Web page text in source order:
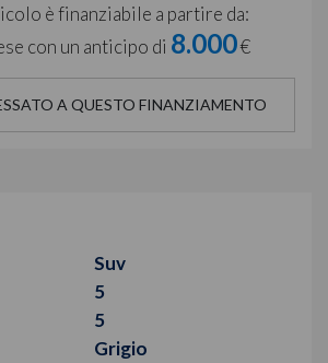
è finanziabile a partire da:
con un anticipo di 8.000€
A QUESTO FINANZIAMENTO
Suv
5
5
Grigio